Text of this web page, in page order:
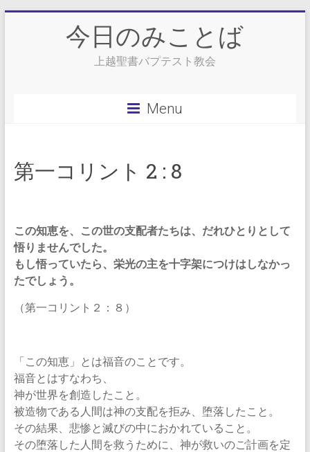
今日のみことば
上越聖書バプテスト教会
Menu
第一コリント 2 : 8
この知恵を、この世の支配者たちは、だれひとりとして
悟りませんでした。
もし悟っていたら、栄光の主を十字架につけはしなかっ
たでしょう。
（第一コリント２：８）
「この知恵」とは福音のことです。
福音とはすなわち、
神が世界を創造したこと。
被造物である人間は神の支配を拒み、堕落したこと。
その結果、悲惨と滅びの中におかれていること。
その堕落した人間を救うために、神が救いのご計画を定